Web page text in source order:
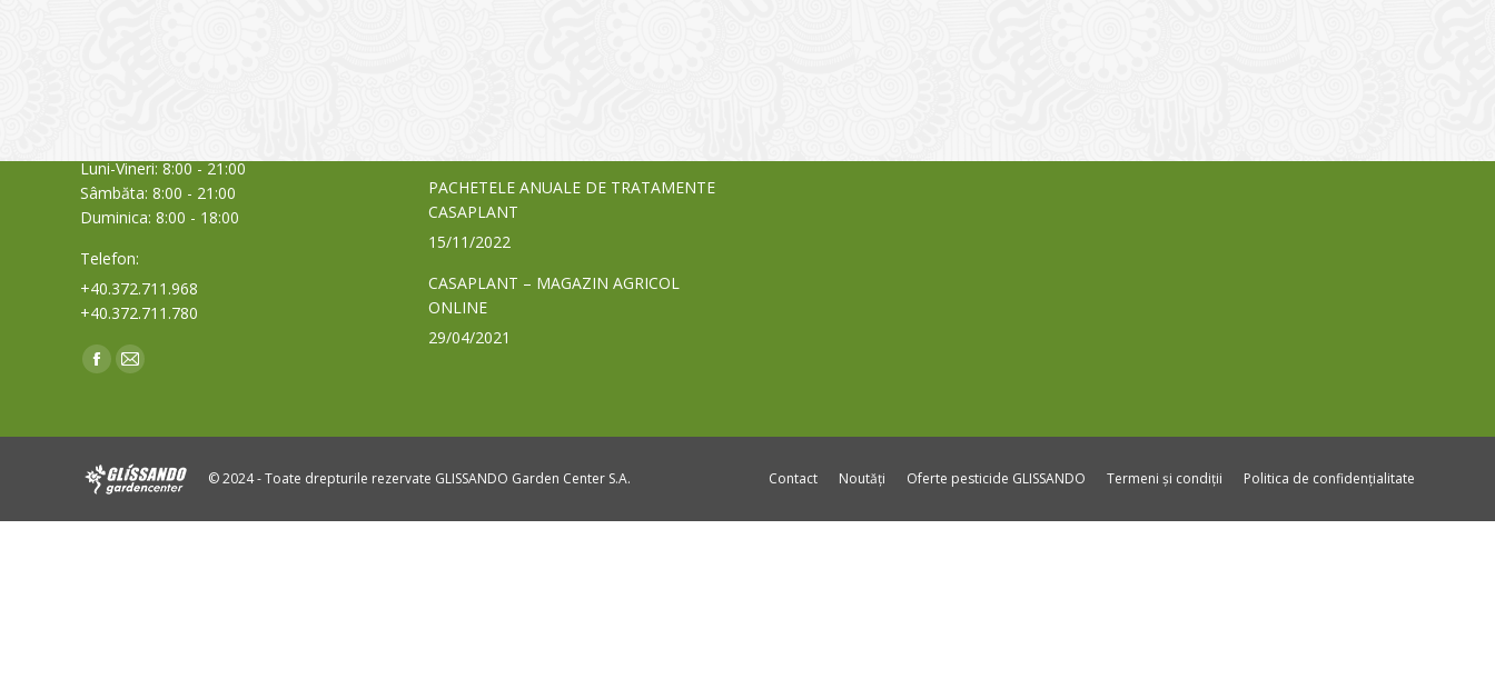
Luni-Vineri: 8:00 - 21:00
Sâmbăta: 8:00 - 21:00
Duminica: 8:00 - 18:00
Telefon:
+40.372.711.968
+40.372.711.780
Find us on:
Facebook
new
Mail
new
PACHETELE ANUALE DE TRATAMENTE
CASAPLANT
15/11/2022
CASAPLANT – MAGAZIN AGRICOL
ONLINE
29/04/2021
© 2024 - Toate drepturile rezervate GLISSANDO Garden Center S.A. Contact Noutăți Oferte pesticide GLISSANDO Termeni și condiții Politica de confidențialitate